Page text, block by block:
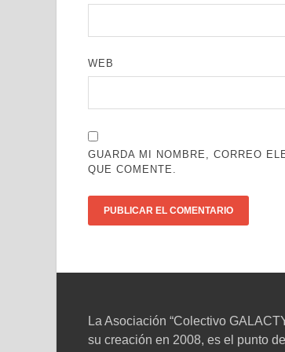
WEB
GUARDA MI NOMBRE, CORREO
QUE COMENTE.
La Asociación “Colectivo
su creación en 2008, es el punto